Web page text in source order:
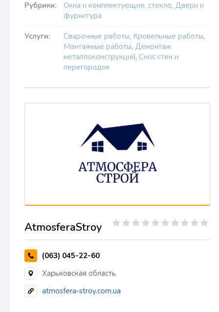
Рубрики: Окна и комплектующие, стекло, Двери и
фурнитура
Услуги: Сварочные работы, Кровельные работы,
Монтажные работы, Демонтаж
металлоконструкций, Снос стен и
перегородок
AtmosferaStroy
(063) 045-22-60
Харьковская область
atmosfera-stroy.com.ua